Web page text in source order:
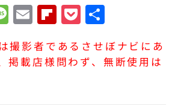
M
e
s
s
E
m
a
il
F
li
p
b
P
o
c
k
有
撮影者であるさせぼナビにあ
掲載店様問わず、無断使用は